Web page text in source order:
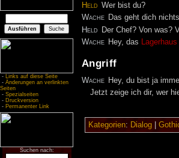
- Links auf diese Seite
- Änderungen an verlinkten
Seiten
- Spezialseiten
- Druckversion
- Permanenter Link
Suchen nach:
Held Wer bist du?
Wache Das geht dich
Held
Der Chef? Von was?
Wache Hey, das Lagerhaus
Angriff
Wache Hey, du bist ja
Jetzt zeige ich dir, wer
Kategorien: Dialog|